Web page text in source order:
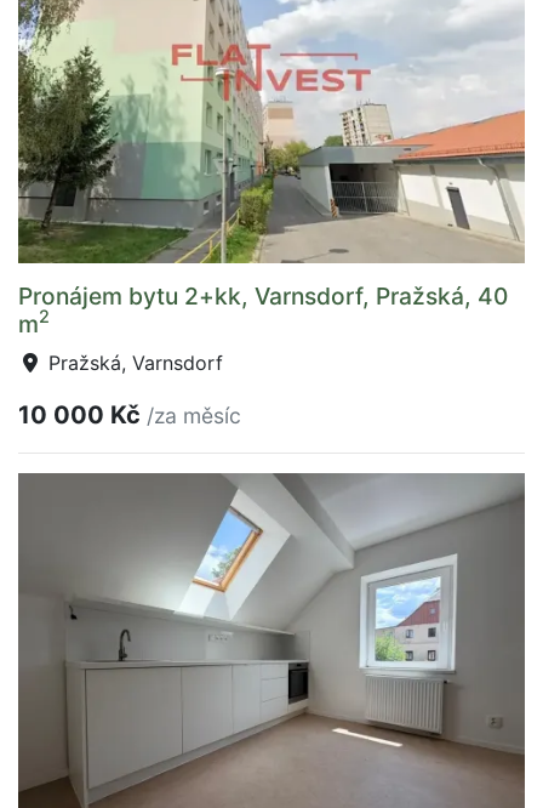
Pronájem bytu 2+kk, Varnsdorf, Pražská, 40
m2
Pražská, Varnsdorf
10 000 Kč /za měsíc